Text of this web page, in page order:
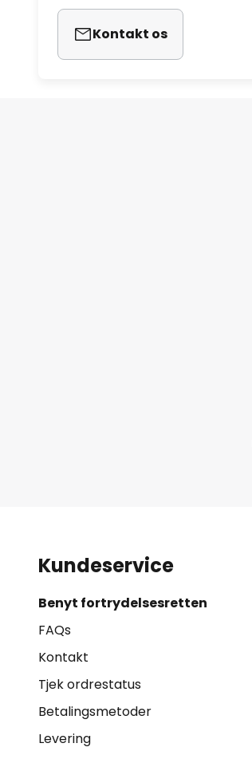
Kontakt os
Kundeservice
Benyt fortrydelsesretten
FAQs
Kontakt
Tjek ordrestatus
Betalingsmetoder
Levering